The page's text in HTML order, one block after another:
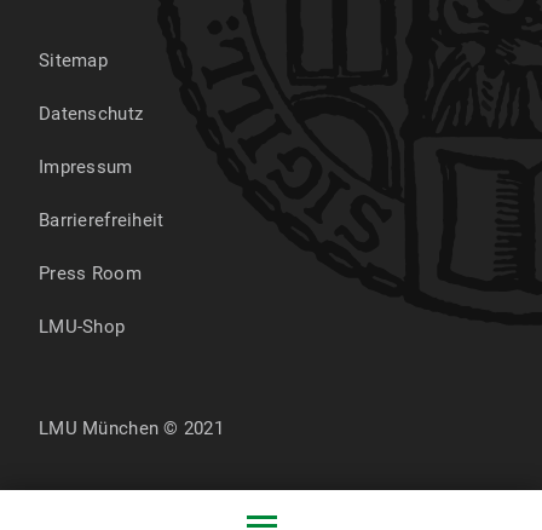
Sitemap
Datenschutz
Impressum
Barrierefreiheit
Press Room
LMU-Shop
LMU München © 2021